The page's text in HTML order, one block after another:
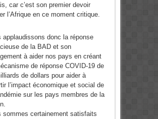
car c’est son premier devoir
l’Afrique en ce moment critique.
applaudissons donc la réponse
de la BAD et son
à aider nos pays en créant
de réponse COVID-19 de
de dollars pour aider à
l’impact économique et social de
sur les pays membres de la
sommes certainement satisfaits